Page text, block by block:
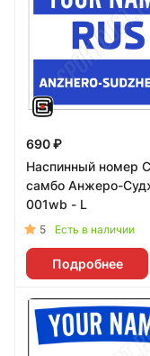
690 ₽
Наспинный номер
самбо Анжеро-
001wb - L
5 Есть в наличии
Подробнее